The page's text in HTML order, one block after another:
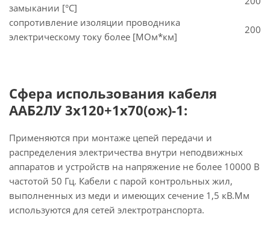
замыкании [°С]
сопротивление изоляции проводника
электрическому току более [МОм*км]
200
Сфера использования кабеля
ААБ2ЛУ 3х120+1х70(ож)-1:
Применяются при монтаже цепей передачи и
распределения электричества внутри неподвижных
аппаратов и устройств на напряжение не более 10000 В
частотой 50 Гц. Кабели с парой контрольных жил,
выполненных из меди и имеющих сечение 1,5 кВ.Мм
используются для сетей электротранспорта.